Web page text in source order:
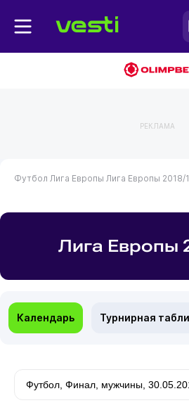
РЕКЛАМА
Футбол Лига Европы Лига Европы 2018/
Лига Европы
Календарь Турнирная